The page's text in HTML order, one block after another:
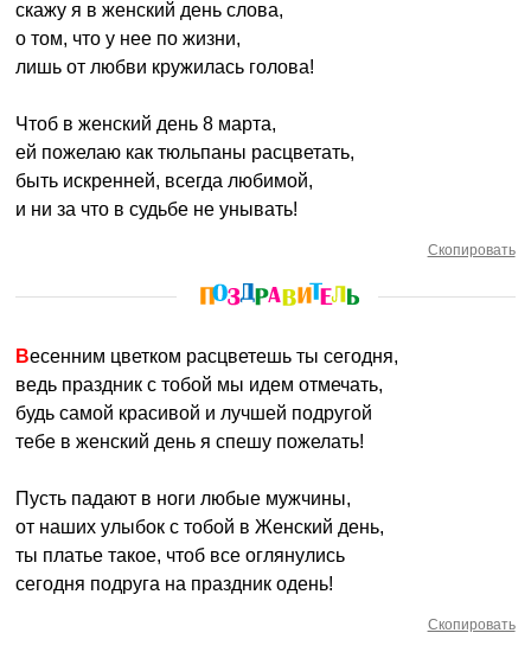
скажу я в женский день слова,
о том, что у нее по жизни,
лишь от любви кружилась голова!
Чтоб в женский день 8 марта,
ей пожелаю как тюльпаны расцветать,
быть искренней, всегда любимой,
и ни за что в судьбе не унывать!
Скопировать
Весенним цветком расцветешь ты сегодня,
ведь праздник с тобой мы идем отмечать,
будь самой красивой и лучшей подругой
тебе в женский день я спешу пожелать!
Пусть падают в ноги любые мужчины,
от наших улыбок с тобой в Женский день,
ты платье такое, чтоб все оглянулись
сегодня подруга на праздник одень!
Скопировать